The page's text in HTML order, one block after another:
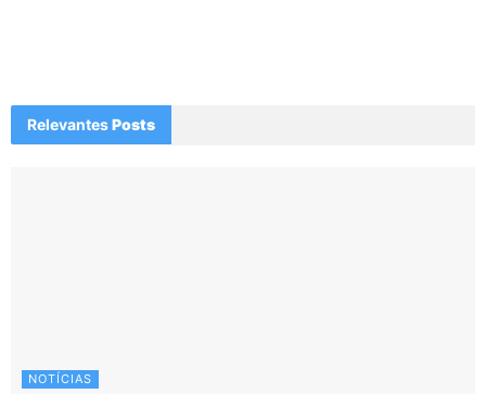
RelevantesPosts
NOTÍCIAS